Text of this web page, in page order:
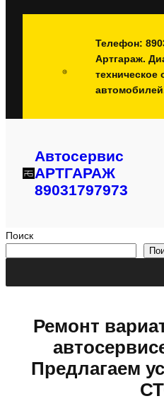
Телефон:
Артгараж.
техническое
Автосервис
АРТГАРАЖ
89031797973
Поиск
Ремонт
Предлагаем